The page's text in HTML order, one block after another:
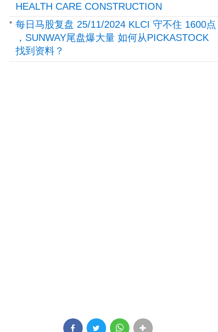
HEALTH CARE CONSTRUCTION
每日马股复盘 25/11/2024 KLCI 守不住 1600点
，SUNWAY尾盘爆大量 如何从PICKASTOCK
找到资料？